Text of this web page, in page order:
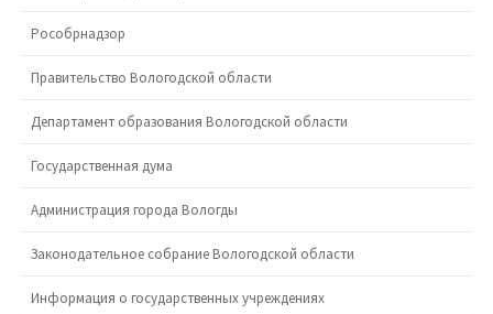
Рособрнадзор
Правительство Вологодской области
Департамент образования Вологодской области
Государственная дума
Администрация города Вологды
Законодательное собрание Вологодской области
Информация о государственных учреждениях